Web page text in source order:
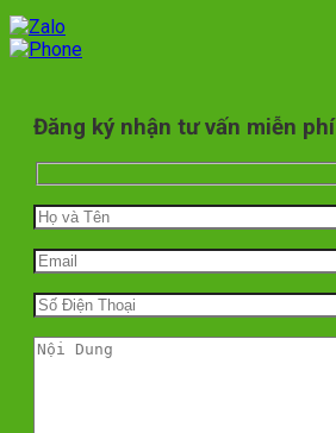
Đăng ký nhận tư vấn miễn phí